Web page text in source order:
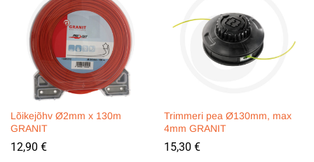
Lõikejõhv Ø2mm x 130m
GRANIT
12,90 €
Trimmeri pea Ø130mm, max
4mm GRANIT
15,30 €